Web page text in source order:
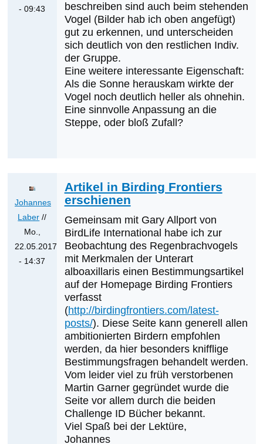
- 09:43
Erstnachweise
beschreiben sind auch beim stehenden
Vogel (Bilder hab ich oben angefügt)
gut zu erkennen, und unterscheiden
sich deutlich von den restlichen Indiv.
der Gruppe.
Eine weitere interessante Eigenschaft:
Als die Sonne herauskam wirkte der
Vogel noch deutlich heller als ohnehin.
Eine sinnvolle Anpassung an die
Steppe, oder bloß Zufall?
Johannes
Laber //
Mo.,
22.05.2017
- 14:37
Erstnachweise
Artikel in Birding Frontiers
erschienen
Gemeinsam mit Gary Allport von
BirdLife International habe ich zur
Beobachtung des Regenbrachvogels
mit Merkmalen der Unterart
alboaxillaris einen Bestimmungsartikel
auf der Homepage Birding Frontiers
verfasst
(http://birdingfrontiers.com/latest-
posts/). Diese Seite kann generell allen
ambitionierten Birdern empfohlen
werden, da hier besonders knifflige
Bestimmungsfragen behandelt werden.
Vom leider viel zu früh verstorbenen
Martin Garner gegründet wurde die
Seite vor allem durch die beiden
Challenge ID Bücher bekannt.
Viel Spaß bei der Lektüre,
Johannes